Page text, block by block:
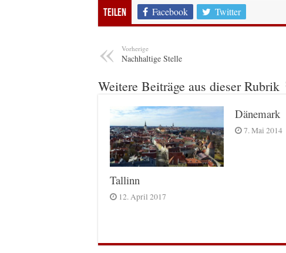
Teilen Facebook Twitter
Vorherige
Nachhaltige Stelle
Weitere Beiträge aus dieser Rubrik
Tallinn
12. April 2017
Dänemark
7. Mai 2014